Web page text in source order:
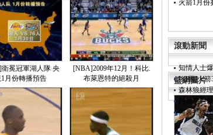
冕冠軍湖人隊 央
月份轉播預告
[NBA]2009年12月！科比.
布萊恩特的絕殺月
火箭1月份
滾動新聞
葉莉孕味
葉莉身懷
葉莉為安
[組圖]火箭
森林狼經
阿帥怒對
阿裏扎從
小布欲成
44分先生
籃網圖片